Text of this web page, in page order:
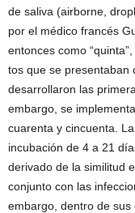
de saliva (airborne,
por el médico francés
entonces como
tos que se presentaban
desarrollaron las
embargo, se
cuarenta y cincuenta.
incubación de 4 a 21
derivado de la similitud
conjunto con las
embargo, dentro de